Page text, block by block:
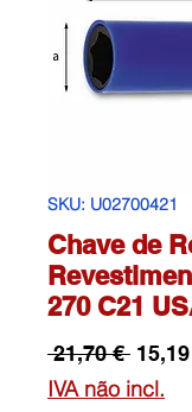
SKU: U02700421
Chave de
270 C21
21,70 € Preço
normal
IVA não incl.